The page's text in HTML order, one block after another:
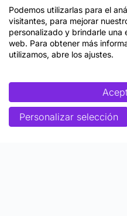
Podemos utilizarlas para el
visitantes, para mejorar
personalizado y brindarle una
web. Para obtener más
utilizamos, abre los ajustes.
Personalizar selección